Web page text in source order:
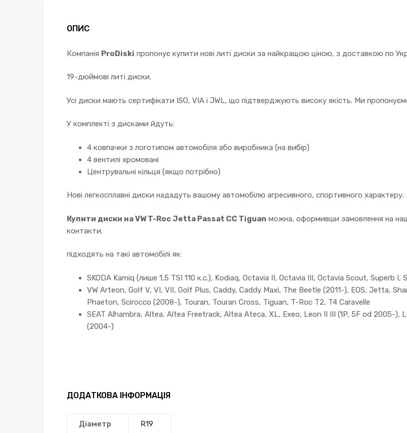
ОПИС
Компанія ProDiski пропонує купити нові литі диски за найкращою ціною, з доставкою по
19-дюймові литі диски.
Усі диски мають сертифікати ISO, VIA і JWL, що підтверджують високу якість. Ми
У комплекті з дисками йдуть:
4 ковпачки з логотипом автомобіля або виробника (на вибір)
4 вентилі хромовані
Центрувальні кільця (якщо потрібно)
Нові легкосплавні диски нададуть вашому автомобілю агресивного, спортивного характеру.
Купити диски на VW T-Roc Jetta Passat CC Tiguan можна, оформивши замовлення на
контакти.
підходять на такі автомобілі як:
SKODA Kamiq (лише 1,5 TSI 110 к.с.), Kodiaq, Octavia II, Octavia III, Octavia Scout, Superb I,
VW Arteon, Golf V, VI, VII, Golf Plus, Caddy, Caddy Maxi, The Beetle (2011-), EOS, Jetta,
Phaeton, Scirocco (2008-), Touran, Touran Cross, Tiguan, T-Roc T2, T4 Caravelle
SEAT Alhambra, Altea, Altea Freetrack, Altea Ateca, XL, Exeo, Leon II III (1P, 5F od 2005-),
(2004-)
ДОДАТКОВА ІНФОРМАЦІЯ
Діаметр R19